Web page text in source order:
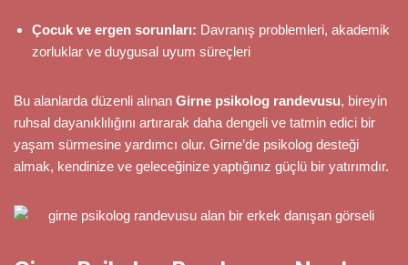
Çocuk ve ergen sorunları: Davranış problemleri, akademik
zorluklar ve duygusal uyum süreçleri
Bu alanlarda düzenli alınan Girne psikolog randevusu, bireyin
ruhsal dayanıklılığını artırarak daha dengeli ve tatmin edici bir
yaşam sürmesine yardımcı olur. Girne’de psikolog desteği
almak, kendinize ve geleceğinize yaptığınız güçlü bir yatırımdır.